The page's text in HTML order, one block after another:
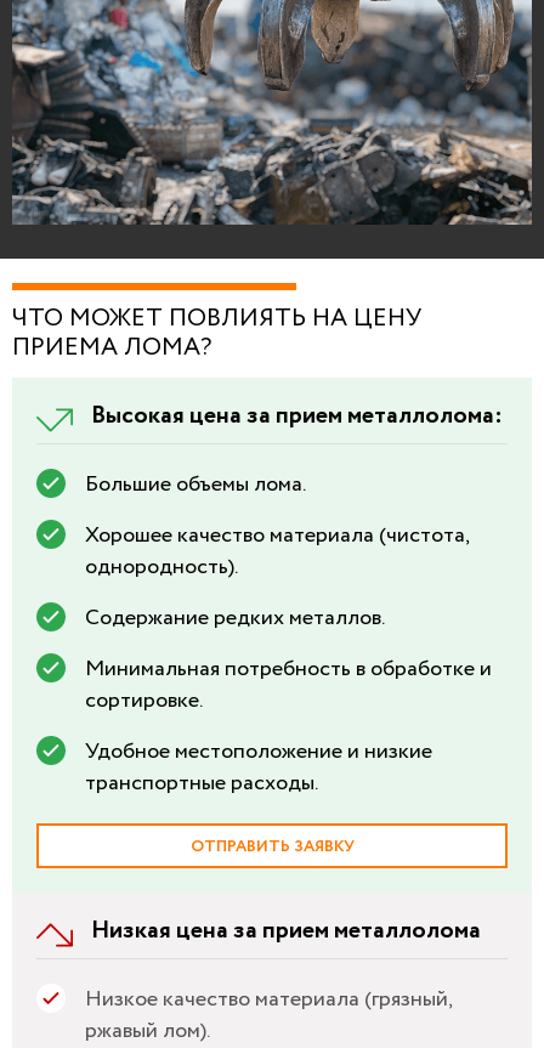
ЧТО МОЖЕТ ПОВЛИЯТЬ НА ЦЕНУ
ПРИЕМА ЛОМА?
Высокая цена за прием металлолома:
Большие объемы лома.
Хорошее качество материала (чистота,
однородность).
Содержание редких металлов.
Минимальная потребность в обработке и
сортировке.
Удобное местоположение и низкие
транспортные расходы.
ОТПРАВИТЬ ЗАЯВКУ
Низкая цена за прием металлолома
Низкое качество материала (грязный,
ржавый лом).